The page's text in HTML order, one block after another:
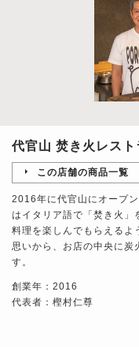
代官山 焚き火レス
この店舗の商品一覧
2016年に代官山にオープ
はイタリア語で「焚き火」
料理を楽しんでもらえるよ
思いから、お店の中央に炭
す。
創業年：2016
代表者：樫村仁尊